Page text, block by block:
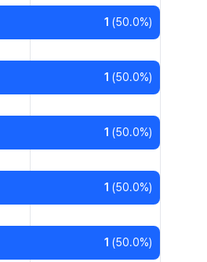
1 (50.0%)
1 (50.0%)
1 (50.0%)
1 (50.0%)
1 (50.0%)